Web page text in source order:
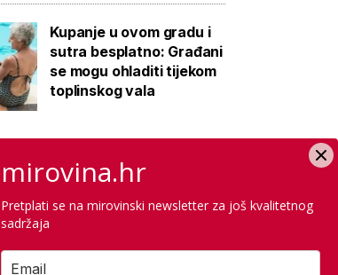
Kupanje u ovom gradu i
sutra besplatno: Građani
se mogu ohladiti tijekom
toplinskog vala
mega natječaja za
mirovina.hr
Pretplati se na mirovinski newsletter za još kvalitetnog
sadržaja